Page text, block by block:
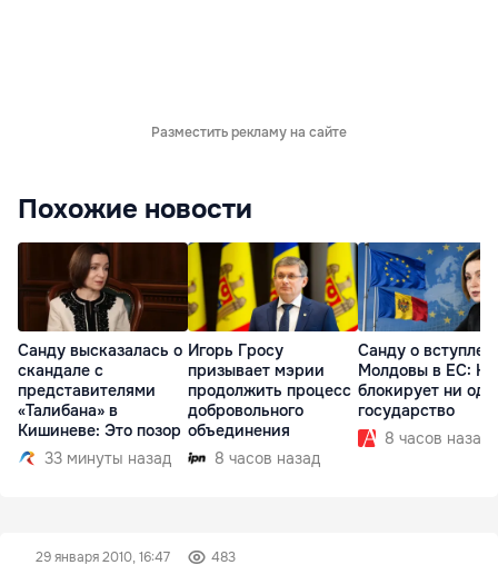
Разместить рекламу на сайте
Похожие новости
Санду высказалась о
скандале с
представителями
«Талибана» в
Кишиневе: Это позор
33 минуты назад
Игорь Гросу
призывает мэрии
продолжить процесс
добровольного
объединения
8 часов назад
Санду о
Молдовы в ЕС:
блокирует ни
государство
8 часов назад
29 января 2010, 16:47 483